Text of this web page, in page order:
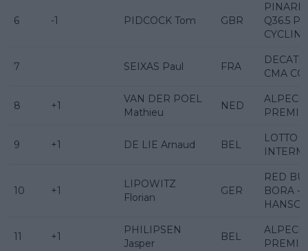
6 -1 PIDCOCK Tom GBR
Q36.5
7 SEIXAS Paul FRA
CMA
8 +1
VAN DER POEL
Mathieu
NED
9 +1 DE LIE Arnaud BEL
LOTTO
10 +1
LIPOWITZ
Florian
GER
RED
BORA -
11 +1
PHILIPSEN
Jasper
BEL